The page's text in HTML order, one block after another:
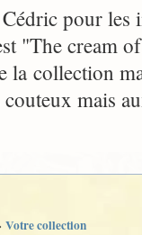
pour les
"The cream
la collection
mais
Votre collection